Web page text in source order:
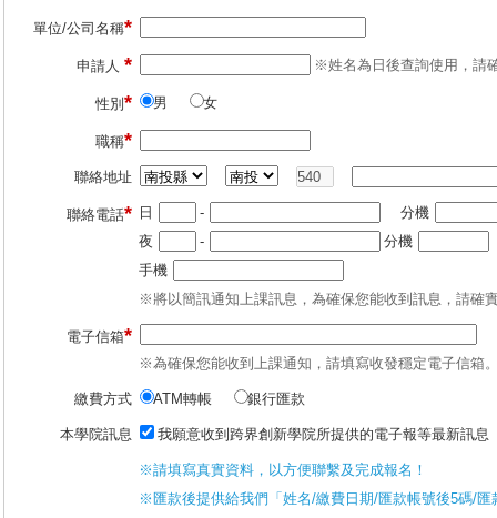
單位/公司名稱*
申請人* ※姓名為日後查詢使用，請
性別* 男 女
職稱*
聯絡地址
聯絡電話* 日 -
分機
夜
-
分機
手機
※將以簡訊通知上課訊息，為確保您能收到訊息，請確
電子信箱*
※為確保您能收到上課通知，請填寫收發穩定電子信箱
繳費方式 ATM轉帳 銀行匯款
本學院訊息 我願意收到跨界創新學院所提供的電子報等最新訊息
※請填寫真實資料，以方便聯繫及完成報名！
※匯款後提供給我們「姓名/繳費日期/匯款帳號後5碼/